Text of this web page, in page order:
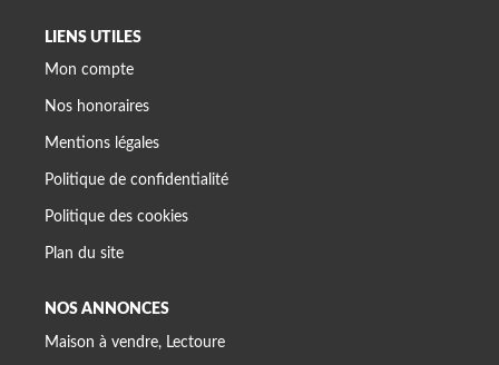
LIENS UTILES
Mon compte
Nos honoraires
Mentions légales
Politique de confidentialité
Politique des cookies
Plan du site
NOS ANNONCES
Maison à vendre, Lectoure